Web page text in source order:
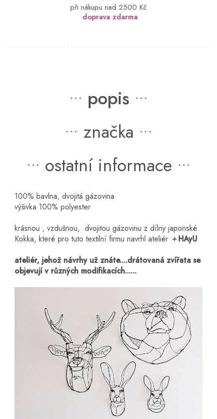
při nákupu nad 2500 Kč
doprava zdarma
popis
značka
ostatní informace
100% bavlna, dvojitá gázovina
výšivka 100% polyester
krásnou , vzdušnou, dvojitou gázovinu z dílny japonské
Kokka, které pro tuto textilní firmu navrhl ateliér ＋HAyU
ateliér, jehož návrhy už znáte....drátovaná zvířata se
objevují v různých modifikacích......